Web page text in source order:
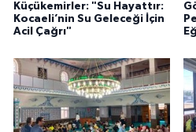
Küçükemirler: "Su Hayattır:
Kocaeli’nin Su Geleceği İçin
Acil Çağrı"